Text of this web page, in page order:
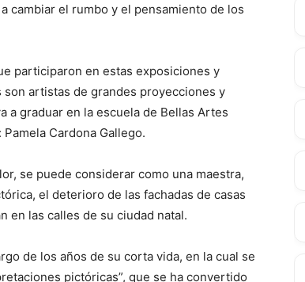
cambiar el rumbo y el pensamiento de los
participaron en estas exposiciones y
artistas de grandes proyecciones y
a graduar en la escuela de Bellas Artes
Cardona Gallego.
se puede considerar como una maestra,
el deterioro de las fachadas de casas
en las calles de su ciudad natal.
de los años de su corta vida, en la cual se
pictóricas”, que se ha convertido